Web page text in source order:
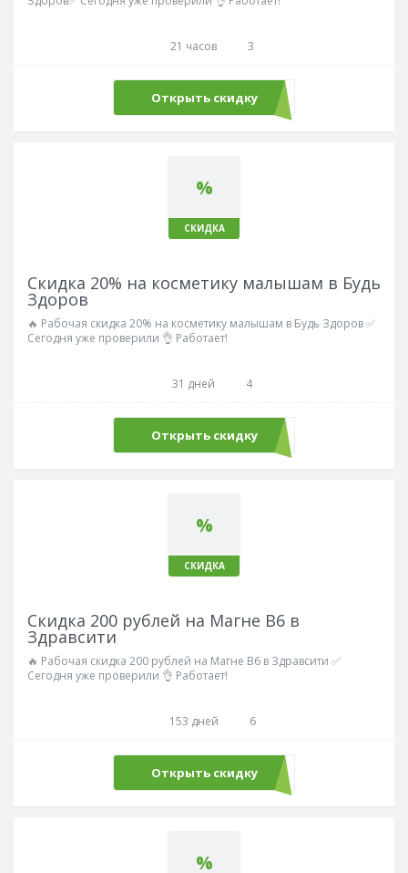
21 часов 3
Открыть скидку
%
СКИДКА
Скидка 20% на косметику малышам в Будь
Здоров
🔥 Рабочая скидка 20% на косметику малышам в Будь Здоров ✅
Сегодня уже проверили 👌 Работает!
31 дней 4
Открыть скидку
%
СКИДКА
Скидка 200 рублей на Магне В6 в
Здравсити
🔥 Рабочая скидка 200 рублей на Магне В6 в Здравсити ✅
Сегодня уже проверили 👌 Работает!
153 дней 6
Открыть скидку
%